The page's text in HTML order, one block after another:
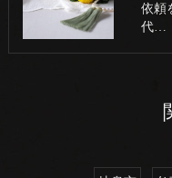
依頼
代…